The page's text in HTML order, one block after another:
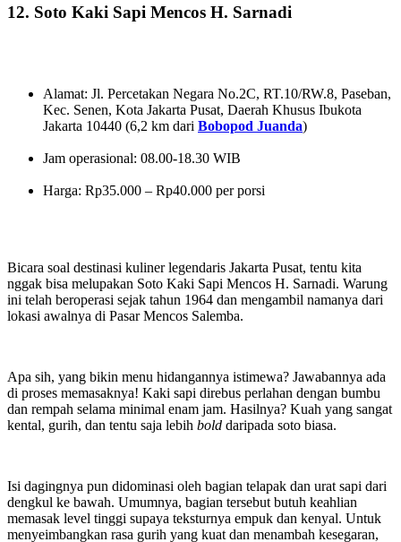
12. Soto Kaki Sapi Mencos H. Sarnadi
Alamat: Jl. Percetakan Negara No.2C, RT.10/RW.8, Paseban,
Kec. Senen, Kota Jakarta Pusat, Daerah Khusus Ibukota
Jakarta 10440 (6,2 km dari Bobopod Juanda)
Jam operasional: 08.00-18.30 WIB
Harga: Rp35.000 – Rp40.000 per porsi
Bicara soal destinasi kuliner legendaris Jakarta Pusat, tentu kita
nggak bisa melupakan Soto Kaki Sapi Mencos H. Sarnadi. Warung
ini telah beroperasi sejak tahun 1964 dan mengambil namanya dari
lokasi awalnya di Pasar Mencos Salemba.
Apa sih, yang bikin menu hidangannya istimewa? Jawabannya ada
di proses memasaknya! Kaki sapi direbus perlahan dengan bumbu
dan rempah selama minimal enam jam. Hasilnya? Kuah yang sangat
kental, gurih, dan tentu saja lebih bold daripada soto biasa.
Isi dagingnya pun didominasi oleh bagian telapak dan urat sapi dari
dengkul ke bawah. Umumnya, bagian tersebut butuh keahlian
memasak level tinggi supaya teksturnya empuk dan kenyal. Untuk
menyeimbangkan rasa gurih yang kuat dan menambah kesegaran,